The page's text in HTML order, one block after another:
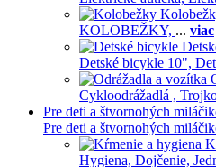
KOLOBEŽKY, ... viac
Detské bicykle 10",
Cykloodrážadlá ,
Pre deti a štvornohých
Pre deti a štvornohých
Hygiena, Dojčenie,